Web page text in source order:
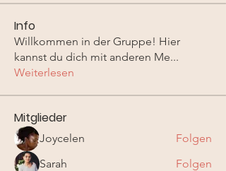
Info
Willkommen in der Gruppe! Hier
kannst du dich mit anderen Me...
Weiterlesen
Mitglieder
Joycelen
Folgen
Sarah
Folgen